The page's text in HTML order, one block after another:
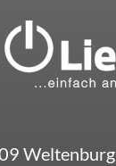
Weltenburg